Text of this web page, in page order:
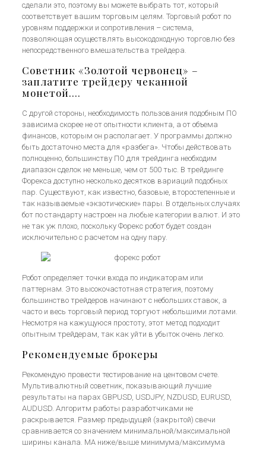
сделали это, поэтому вы можете выбрать тот, который
соответствует вашим торговым целям. Торговый робот по
уровням поддержки и сопротивления – система,
позволяющая осуществлять высокодоходную торговлю без
непосредственного вмешательства трейдера.
Советник «Золотой червонец» –
заплатите трейдеру чеканной
монетой….
С другой стороны, необходимость пользования подобным ПО
зависима скорее не от опытности клиента, а от объема
финансов, которым он располагает. У программы должно
быть достаточно места для «разбега». Чтобы действовать
полноценно, большинству ПО для трейдинга необходим
диапазон сделок не меньше, чем от 500 тыс. В трейдинге
Форекса доступно несколько десятков вариаций подобных
пар. Существуют, как известно, базовые, второстепенные и
так называемые «экзотические» пары. В отдельных случаях
бот по стандарту настроен на любые категории валют. И это
не так уж плохо, поскольку Форекс робот будет создан
исключительно с расчетом на одну пару.
Робот определяет точки входа по индикаторам или
паттернам. Это высокочастотная стратегия, поэтому
большинство трейдеров начинают с небольших ставок, а
часто и весь торговый период торгуют небольшими лотами.
Несмотря на кажущуюся простоту, этот метод подходит
опытным трейдерам, так как уйти в убыток очень легко.
Рекомендуемые брокеры
Рекомендую провести тестирование на центовом счете.
Мультивалютный советник, показывающий лучшие
результаты на парах GBPUSD, USDJPY, NZDUSD, EURUSD,
AUDUSD. Алгоритм работы разработчиками не
раскрывается. Размер предыдущей (закрытой) свечи
сравнивается со значением минимальной/максимальной
ширины канала. MA ниже/выше минимума/максимума